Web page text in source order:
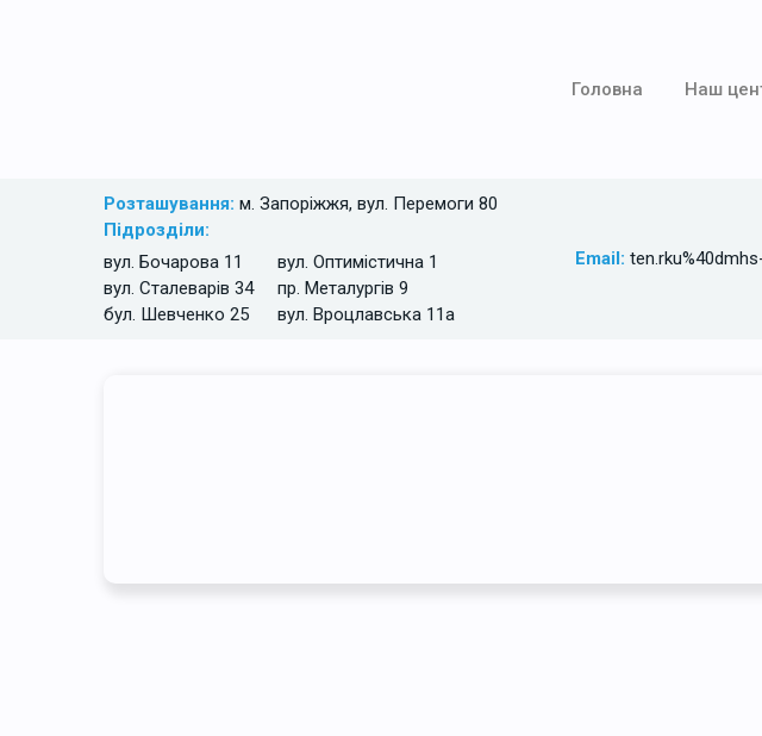
Головна Наш
Розташування: м. Запоріжжя, вул. Перемоги 80
Підрозділи:
вул. Бочарова 11
вул. Сталеварів 34
бул. Шевченко 25
вул. Оптимістична 1
пр. Металургів 9
вул. Вроцлавська 11а
Email: